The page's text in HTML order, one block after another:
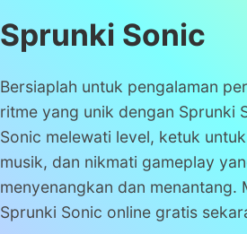
Sprunki Sonic
Bersiaplah untuk pengalaman
ritme yang unik dengan Sprunki
Sonic melewati level, ketuk
musik, dan nikmati gameplay
menyenangkan dan menantang.
Sprunki Sonic online gratis